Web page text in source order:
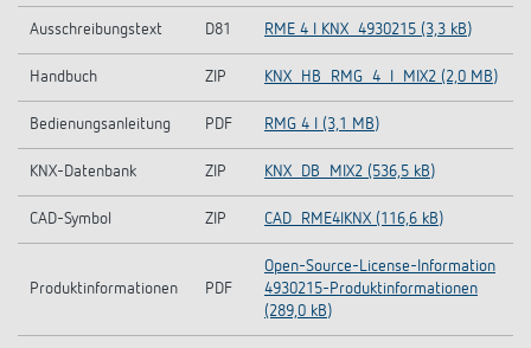
Ausschreibungstext D81 RME 4 I KNX_4930215 (3,3 kB)
Handbuch ZIP KNX_HB_RMG_4_I_MIX2 (2,0 MB)
Bedienungsanleitung PDF RMG 4 I (3,1 MB)
KNX-Datenbank ZIP KNX_DB_MIX2 (536,5 kB)
CAD-Symbol ZIP CAD_RME4IKNX (116,6 kB)
Produktinformationen PDF
Open-Source-License-Information
4930215-Produktinformationen
(289,0 kB)